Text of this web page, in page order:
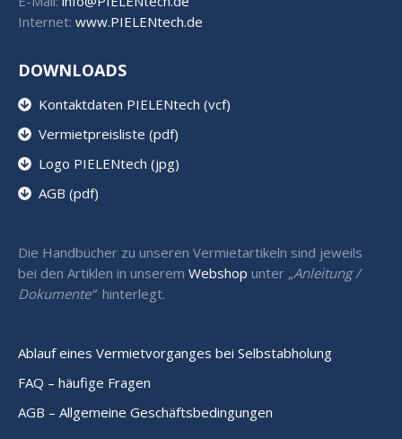
Internet: www.PIELENtech.de
DOWNLOADS
Kontaktdaten PIELENtech (vcf)
Vermietpreisliste (pdf)
Logo PIELENtech (jpg)
AGB (pdf)
Die Handbücher zu unseren Vermietartikeln sind jeweils
bei den Artiklen in unserem Webshop unter „Anleitung /
Dokumente“ hinterlegt.
Ablauf eines Vermietvorganges bei Selbstabholung
FAQ – häufige Fragen
AGB – Allgemeine Geschäftsbedingungen